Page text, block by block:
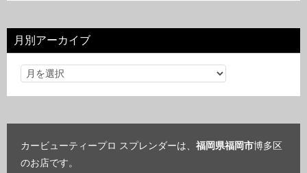
リ
ー
月別アーカイブ
カービューティープロ スプレンダーは、 福岡県福岡市博多区
のお店です。